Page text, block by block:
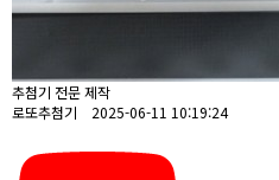
추첨기 전문 제작
로또추첨기 2025-06-11 10:19:24